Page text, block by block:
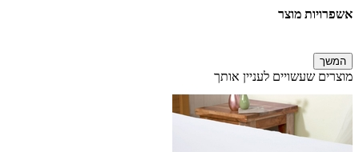
אשפרויות מוצר
המשך
מוצרים שעשויים לעניין אותך